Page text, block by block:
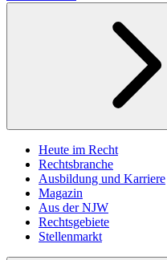
Heute im Recht
Rechtsbranche
Ausbildung und Karriere
Magazin
Aus der NJW
Rechtsgebiete
Stellenmarkt